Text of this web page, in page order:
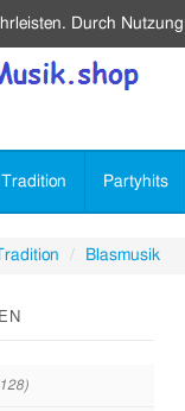
Tradition Partyhits
Tradition Blasmusik
Durch